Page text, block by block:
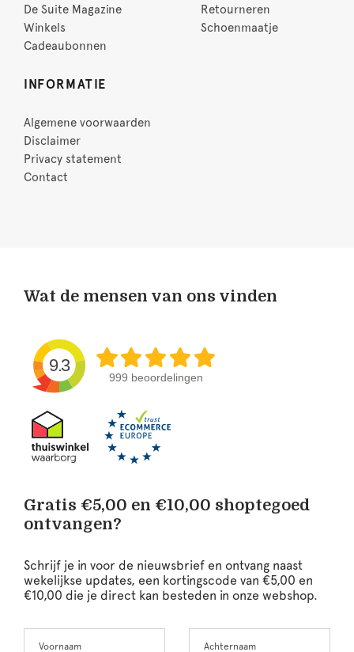
De Suite Magazine
Winkels
Cadeaubonnen
Retourneren
Schoenmaatje
INFORMATIE
Algemene voorwaarden
Disclaimer
Privacy statement
Contact
Wat de mensen van ons vinden
9.3
999 beoordelingen
Gratis €5,00 en €10,00 shoptegoed
ontvangen?
Schrijf je in voor de nieuwsbrief en ontvang naast
wekelijkse updates, een kortingscode van €5,00 en
€10,00 die je direct kan besteden in onze webshop.
this